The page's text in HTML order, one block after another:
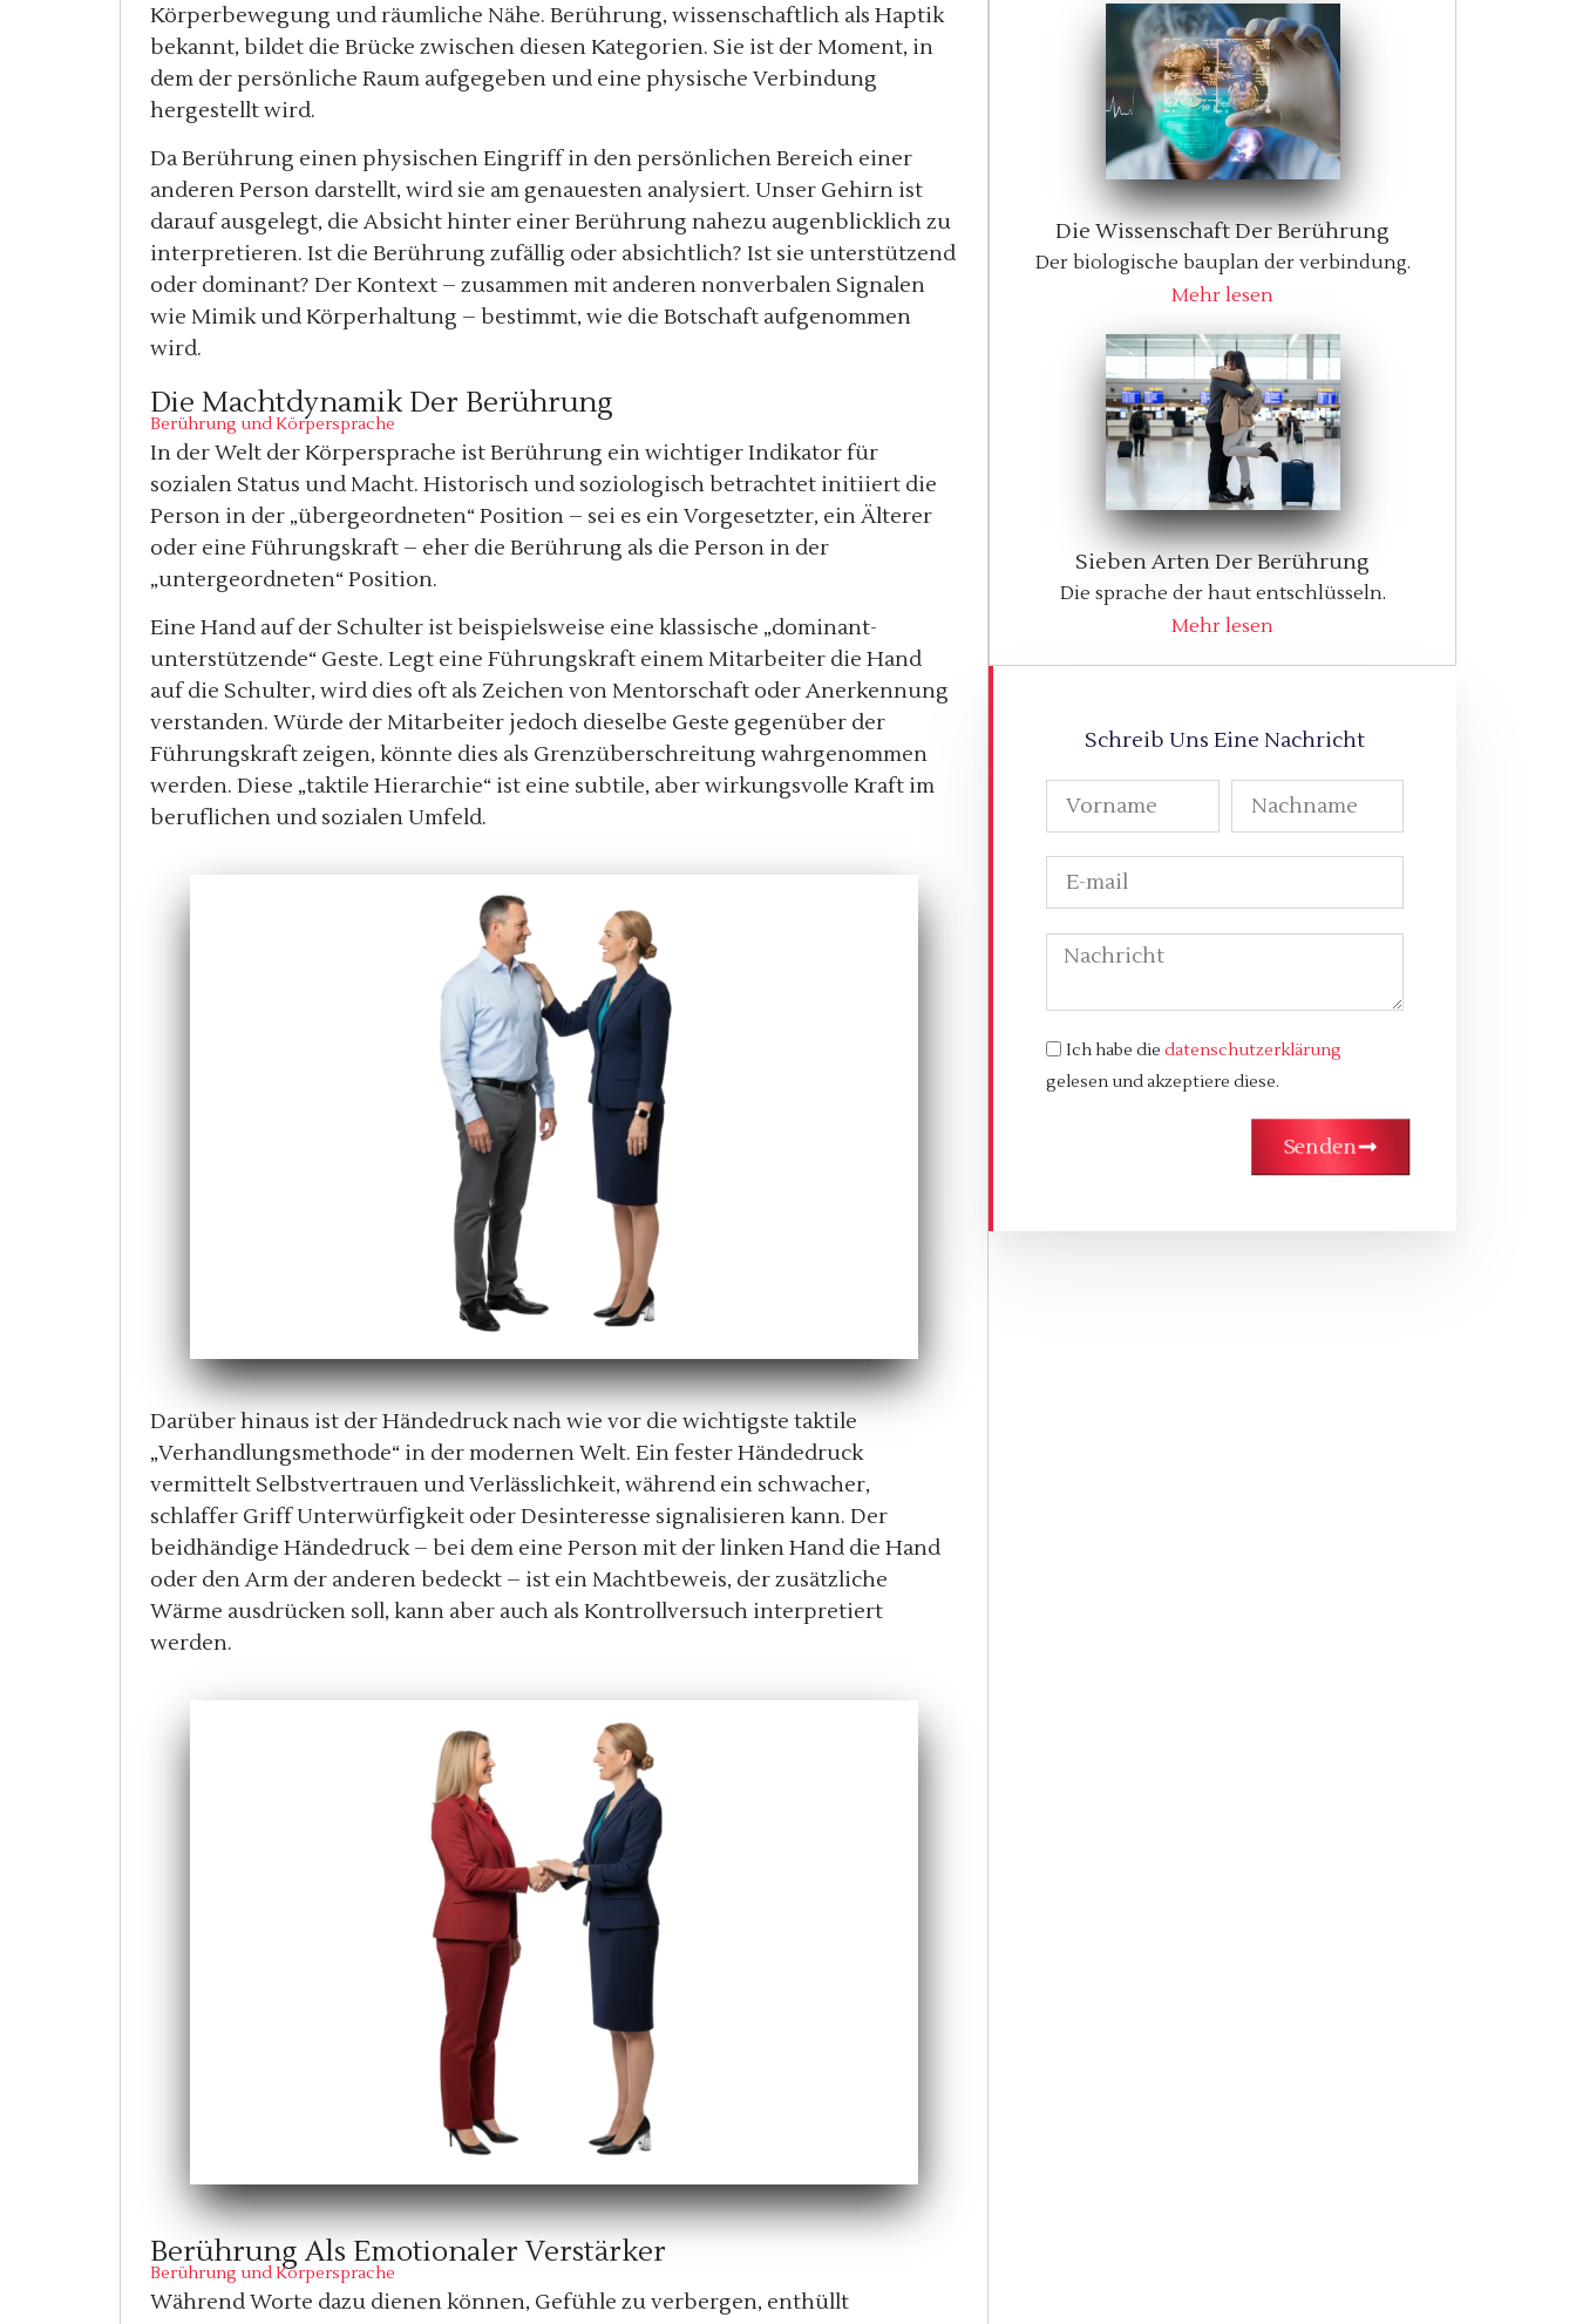
Körperbewegung und räumliche Nähe. Berührung, wissenschaftlich als Haptik
bekannt, bildet die Brücke zwischen diesen Kategorien. Sie ist der Moment, in
dem der persönliche Raum aufgegeben und eine physische Verbindung
hergestellt wird.
Da Berührung einen physischen Eingriff in den persönlichen Bereich einer
anderen Person darstellt, wird sie am genauesten analysiert. Unser Gehirn ist
darauf ausgelegt, die Absicht hinter einer Berührung nahezu augenblicklich zu
interpretieren. Ist die Berührung zufällig oder absichtlich? Ist sie unterstützend
oder dominant? Der Kontext – zusammen mit anderen nonverbalen Signalen
wie Mimik und Körperhaltung – bestimmt, wie die Botschaft aufgenommen
wird.
Die Machtdynamik Der Berührung
Berührung und Körpersprache
In der Welt der Körpersprache ist Berührung ein wichtiger Indikator für
sozialen Status und Macht. Historisch und soziologisch betrachtet initiiert die
Person in der „übergeordneten“ Position – sei es ein Vorgesetzter, ein Älterer
oder eine Führungskraft – eher die Berührung als die Person in der
„untergeordneten“ Position.
Eine Hand auf der Schulter ist beispielsweise eine klassische „dominant-
unterstützende“ Geste. Legt eine Führungskraft einem Mitarbeiter die Hand
auf die Schulter, wird dies oft als Zeichen von Mentorschaft oder Anerkennung
verstanden. Würde der Mitarbeiter jedoch dieselbe Geste gegenüber der
Führungskraft zeigen, könnte dies als Grenzüberschreitung wahrgenommen
werden. Diese „taktile Hierarchie“ ist eine subtile, aber wirkungsvolle Kraft im
beruflichen und sozialen Umfeld.
Darüber hinaus ist der Händedruck nach wie vor die wichtigste taktile
„Verhandlungsmethode“ in der modernen Welt. Ein fester Händedruck
vermittelt Selbstvertrauen und Verlässlichkeit, während ein schwacher,
schlaffer Griff Unterwürfigkeit oder Desinteresse signalisieren kann. Der
beidhändige Händedruck – bei dem eine Person mit der linken Hand die Hand
oder den Arm der anderen bedeckt – ist ein Machtbeweis, der zusätzliche
Wärme ausdrücken soll, kann aber auch als Kontrollversuch interpretiert
werden.
Berührung Als Emotionaler Verstärker
Berührung und Körpersprache
Während Worte dazu dienen können, Gefühle zu verbergen, enthüllt
Die Wissenschaft Der Berührung
Der biologische bauplan der verbindung.
Mehr lesen
Sieben Arten Der Berührung
Die sprache der haut entschlüsseln.
Mehr lesen
Schreib Uns Eine Nachricht
Ich habe die datenschutzerklärung
gelesen und akzeptiere diese.
Senden